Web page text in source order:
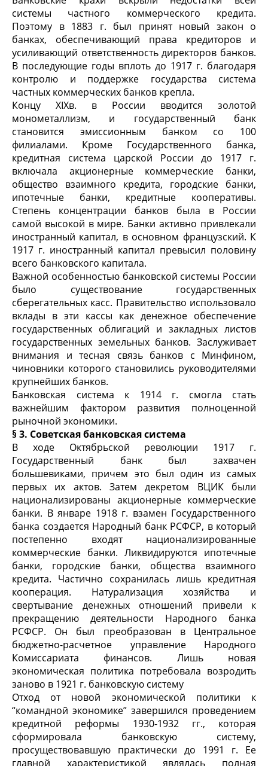
системы частного коммерческого кредита.
Поэтому в 1883 г. был принят новый закон о
банках, обеспечивающий права кредиторов и
усиливающий ответственность директоров банков.
В последующие годы вплоть до 1917 г. благодаря
контролю и поддержке государства система
частных коммерческих банков крепла.
Концу XIXв. в России вводится золотой
монометаллизм, и государственный банк
становится эмиссионным банком со 100
филиалами. Кроме Государственного банка,
кредитная система царской России до 1917 г.
включала акционерные коммерческие банки,
общество взаимного кредита, городские банки,
ипотечные банки, кредитные кооперативы.
Степень концентрации банков была в России
самой высокой в мире. Банки активно привлекали
иностранный капитал, в основном французский. К
1917 г. иностранный капитал превысил половину
всего банковского капитала.
Важной особенностью банковской системы России
было существование государственных
сберегательных касс. Правительство использовало
вклады в эти кассы как денежное обеспечение
государственных облигаций и закладных листов
государственных земельных банков. Заслуживает
внимания и тесная связь банков с Минфином,
чиновники которого становились руководителями
крупнейших банков.
Банковская система к 1914 г. смогла стать
важнейшим фактором развития полноценной
рыночной экономики.
§ 3. Советская банковская система
В ходе Октябрьской революции 1917 г.
Государственный банк был захвачен
большевиками, причем это был один из самых
первых их актов. Затем декретом ВЦИК были
национализированы акционерные коммерческие
банки. В январе 1918 г. взамен Государственного
банка создается Народный банк РСФСР, в который
постепенно входят национализированные
коммерческие банки. Ликвидируются ипотечные
банки, городские банки, общества взаимного
кредита. Частично сохранилась лишь кредитная
кооперация. Натурализация хозяйства и
свертывание денежных отношений привели к
прекращению деятельности Народного банка
РСФСР. Он был преобразован в Центральное
бюджетно-расчетное управление Народного
Комиссариата финансов. Лишь новая
экономическая политика потребовала возродить
заново в 1921 г. банковскую систему
Отход от новой экономической политики к
“командной экономике” завершился проведением
кредитной реформы 1930-1932 гг., которая
сформировала банковскую систему,
просуществовавшую практически до 1991 г. Ее
главной характеристикой являлась полная